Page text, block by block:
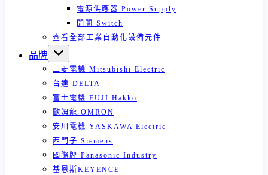
電源供應器 Power Supply
開關 Switch
查看全部工業自動化設備元件
品牌
三菱電機 Mitsubishi Electric
台達 DELTA
富士電機 FUJI Hakko
歐姆龍 OMRON
安川電機 YASKAWA Electric
西門子 Siemens
國際牌 Panasonic Industry
基恩斯KEYENCE